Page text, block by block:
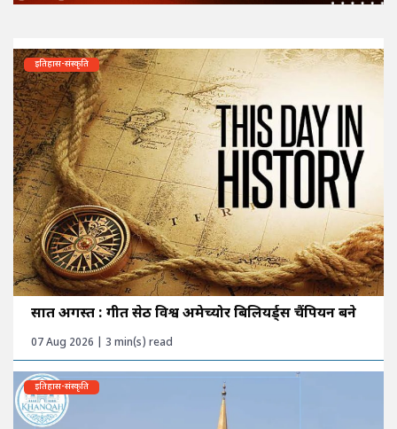
इतिहास-संस्कृति
सात अगस्त : गीत सेठी विश्व अमेच्योर बिलियर्ड्स चैंपियन बने
07 Aug 2026 | 3 min(s) read
इतिहास-संस्कृति